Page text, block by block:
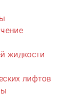
жидкости
лифтов